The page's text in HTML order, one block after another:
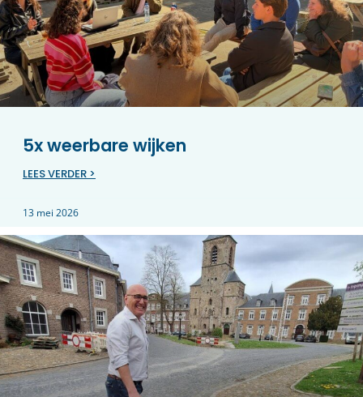
5x weerbare wijken
LEES VERDER >
13 mei 2026